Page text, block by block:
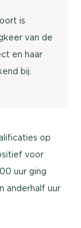
is
van de
en haar
bij.
op
voor
uur ging
anderhalf uur